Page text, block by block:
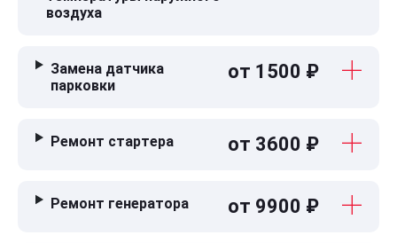
воздуха
Замена датчика
парковки
от 1500 ₽
Ремонт стартера от 3600 ₽
Ремонт генератора от 9900 ₽